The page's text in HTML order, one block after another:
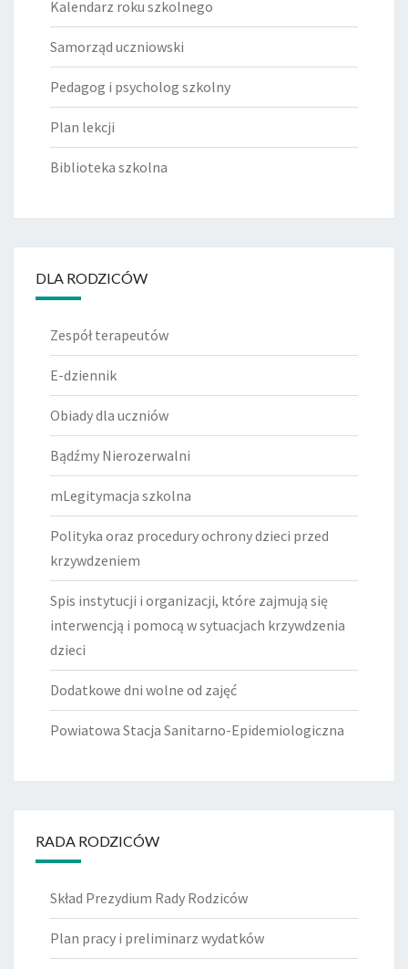
Kalendarz roku szkolnego
Samorząd uczniowski
Pedagog i psycholog szkolny
Plan lekcji
Biblioteka szkolna
DLA RODZICÓW
Zespół terapeutów
E-dziennik
Obiady dla uczniów
Bądźmy Nierozerwalni
mLegitymacja szkolna
Polityka oraz procedury ochrony dzieci przed
krzywdzeniem
Spis instytucji i organizacji, które zajmują się
interwencją i pomocą w sytuacjach krzywdzenia
dzieci
Dodatkowe dni wolne od zajęć
Powiatowa Stacja Sanitarno-Epidemiologiczna
RADA RODZICÓW
Skład Prezydium Rady Rodziców
Plan pracy i preliminarz wydatków